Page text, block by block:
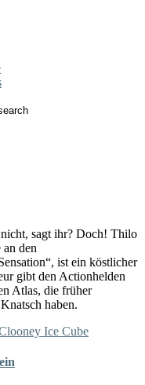
sagt ihr? Doch! Thilo
den
ist ein köstlicher
gibt den Actionhelden
Atlas, die früher
haben.